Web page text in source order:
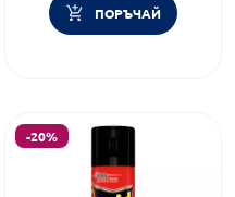
ПОРЪЧАЙ
-20%